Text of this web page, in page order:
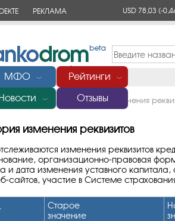
РЕКЛАМА USD 78,03(-
МФО ﹀ Рейтинги ﹀
﹀ Отзывы
/Рента-Банк История изменения
изменения реквизитов
изменения реквизитов
организационно-правовая
и дата изменения уставного
сайтов, участие в Системе
Старое
значение